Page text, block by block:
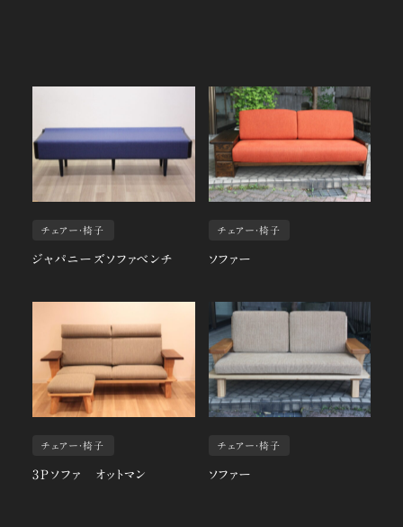
チェアー・椅子
ジャパニーズソファベンチ
チェアー・椅子
ソファー
チェアー・椅子
3Pソファ オットマン
チェアー・椅子
ソファー